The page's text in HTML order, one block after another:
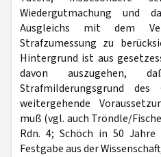
Wiedergutmachung und
Ausgleichs mit dem
Strafzumessung zu
Hintergrund ist aus
davon auszugehen,
Strafmilderungsgrund
weitergehende
muß (vgl. auch Tröndle/
Rdn. 4; Schöch in 50 Jahre
Festgabe aus der